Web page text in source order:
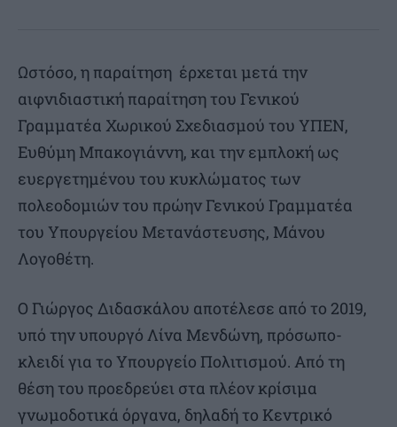
Ωστόσο, η παραίτηση έρχεται μετά την
αιφνιδιαστική παραίτηση του Γενικού
Γραμματέα Χωρικού Σχεδιασμού του ΥΠΕΝ,
Ευθύμη Μπακογιάννη, και την εμπλοκή ως
ευεργετημένου του κυκλώματος των
πολεοδομιών του πρώην Γενικού Γραμματέα
του Υπουργείου Μετανάστευσης, Μάνου
Λογοθέτη.
Ο Γιώργος Διδασκάλου αποτέλεσε από το 2019,
υπό την υπουργό Λίνα Μενδώνη, πρόσωπο-
κλειδί για το Υπουργείο Πολιτισμού. Από τη
θέση του προεδρεύει στα πλέον κρίσιμα
γνωμοδοτικά όργανα, δηλαδή το Κεντρικό